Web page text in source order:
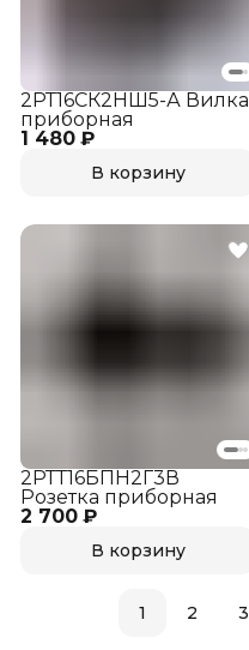
1 480 ₽
2РТ16СК2НШ5-А Вилка
приборная
В корзину
2 700 ₽
2РТТ16БПН2Г3В
Розетка приборная
В корзину
1 2 3